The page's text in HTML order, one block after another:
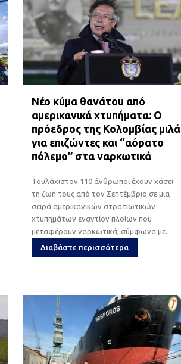
Νέο κύμα θανάτου από
αμερικανικά χτυπήματα: Ο
πρόεδρος της Κολομβίας μιλά
για επιζώντες και “αόρατο
πόλεμο” στα ναρκωτικά
Τουλάχιστον 110 άνθρωποι έχουν χάσει
τη ζωή τους από τον Σεπτέμβριο σε μια
σειρά αμερικανικών στρατιωτικών
χτυπημάτων εναντίον πλοίων που
μεταφέρουν ναρκωτικά, σύμφωνα με...
Διαβάστε περισσότερα